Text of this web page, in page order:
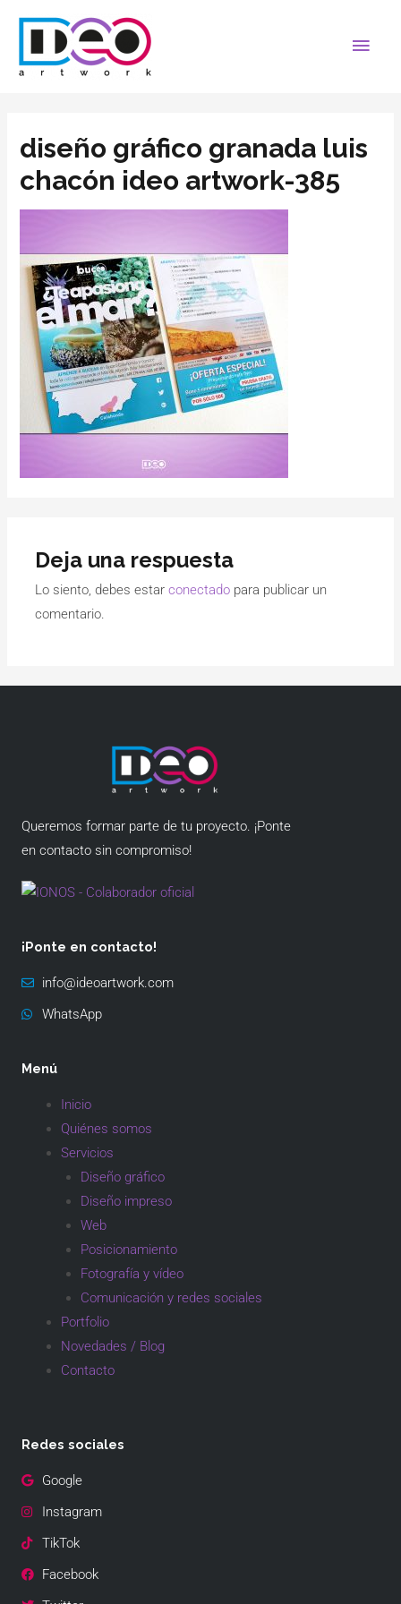
diseño gráfico granada luis
chacón ideo artwork-385
Deja una respuesta
Lo siento, debes estarconectado para publicar un
comentario.
Queremos formar parte de tu proyecto. ¡Ponte
en contacto sin compromiso!
¡Ponte en contacto!
info@ideoartwork.com
WhatsApp
Menú
Inicio
Quiénes somos
Servicios
Diseño gráfico
Diseño impreso
Web
Posicionamiento
Fotografía y vídeo
Comunicación y redes sociales
Portfolio
Novedades / Blog
Contacto
Redes sociales
Google
Instagram
TikTok
Facebook